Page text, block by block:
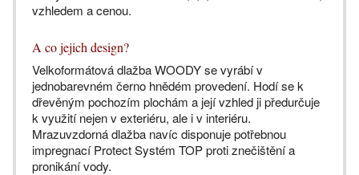
vzhledem a cenou.
A co jejich design?
Velkoformátová dlažba WOODY se vyrábí v
jednobarevném černo hnědém provedení. Hodí se k
dřevěným pochozím plochám a její vzhled ji předurčuje
k využití nejen v exteriéru, ale i v interiéru.
Mrazuvzdorná dlažba navíc disponuje potřebnou
impregnací Protect Systém TOP proti znečištění a
pronikání vody.